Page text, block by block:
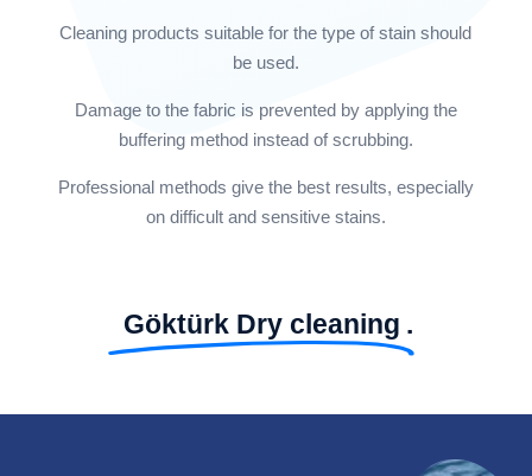
Cleaning products suitable for the type of stain should
be used.
Damage to the fabric is prevented by applying the
buffering method instead of scrubbing.
Professional methods give the best results, especially
on difficult and sensitive stains.
Göktürk Dry cleaning .